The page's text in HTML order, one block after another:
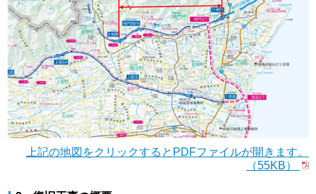
上記の地図をクリックするとPDFファイルが開きます。
（55KB）